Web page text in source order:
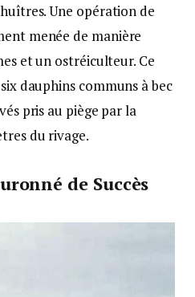
Une opération de
menée de manière
et un ostréiculteur. Ce
dauphins communs à bec
pris au piège par la
du rivage.
de Succès